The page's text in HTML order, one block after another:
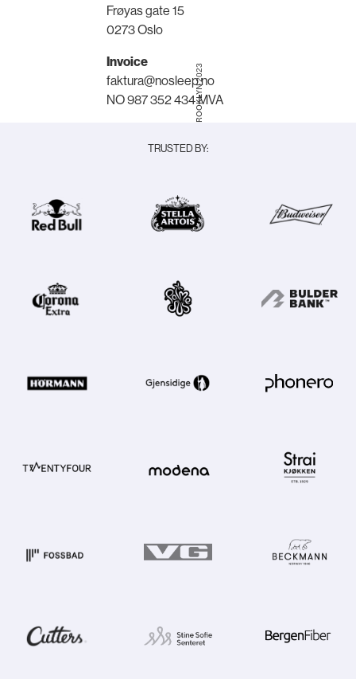
Frøyas gate 15
0273 Oslo
Invoice
faktura@nosleep.no
NO 987 352 434 MVA
© NOSLEEPTILLBROOKLYN 2023
TRUSTED BY: